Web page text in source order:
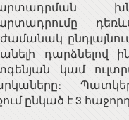
դարձնելով
կամ
ընկած է 3